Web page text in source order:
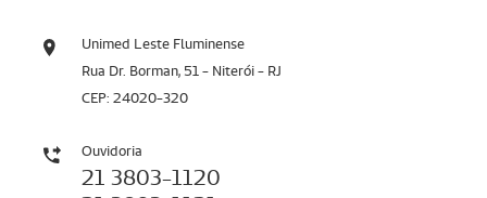
Unimed Leste Fluminense
Rua Dr. Borman, 51 - Niterói - RJ
CEP: 24020-320
Ouvidoria
21 3803-1120